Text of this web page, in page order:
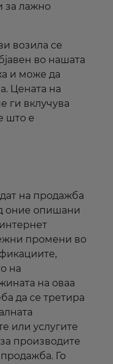
за лажно
возила се
во нашата
и може да
Цената на
ги вклучува
што е
на продажба
оние опишани
интернет
промени во
на
на оваа
да се третира
или услугите
производите
Го